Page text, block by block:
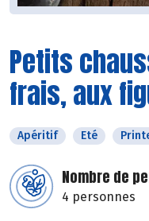
Petits
frais, aux
Apéritif Eté
Nombre de
4 personnes